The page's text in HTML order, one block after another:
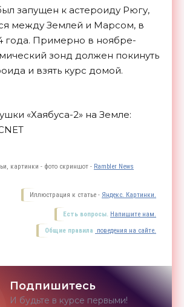
запущен к астероиду Рюгу,
между Землей и Марсом, в
года. Примерно в ноябре-
зонд должен покинуть
и взять курс домой.
«Хаябуса-2» на Земле:
картинки - фото скриншот - Rambler News
Иллюстрация к статье - Яндекс. Картинки.
Есть вопросы. Напишите нам.
Общие правила поведения на сайте.
Подпишитесь
И будьте в курсе первыми!